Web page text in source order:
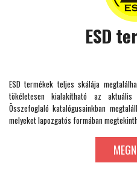
ESD
ESD termékek teljes skálája
tökéletesen kialakítható az
Összefoglaló katalógusainkban
melyeket lapozgatós formában